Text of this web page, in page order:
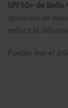
SPF50+ de Bella
aparición de
reducir la
Puedes leer el